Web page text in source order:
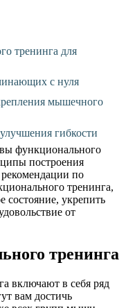
тренинга для
с нуля
мышечного
гибкости
функционального
построения
по
тренинга,
состояние, укрепить
от
тренинга
включают в себя ряд
вам достичь